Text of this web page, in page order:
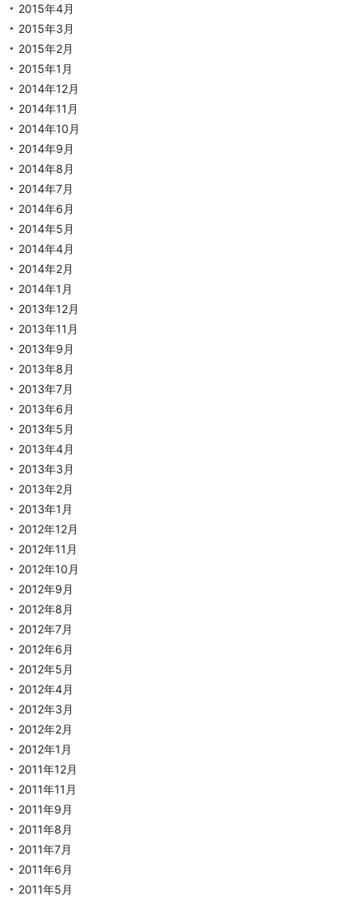
2015年4月
2015年3月
2015年2月
2015年1月
2014年12月
2014年11月
2014年10月
2014年9月
2014年8月
2014年7月
2014年6月
2014年5月
2014年4月
2014年2月
2014年1月
2013年12月
2013年11月
2013年9月
2013年8月
2013年7月
2013年6月
2013年5月
2013年4月
2013年3月
2013年2月
2013年1月
2012年12月
2012年11月
2012年10月
2012年9月
2012年8月
2012年7月
2012年6月
2012年5月
2012年4月
2012年3月
2012年2月
2012年1月
2011年12月
2011年11月
2011年9月
2011年8月
2011年7月
2011年6月
2011年5月